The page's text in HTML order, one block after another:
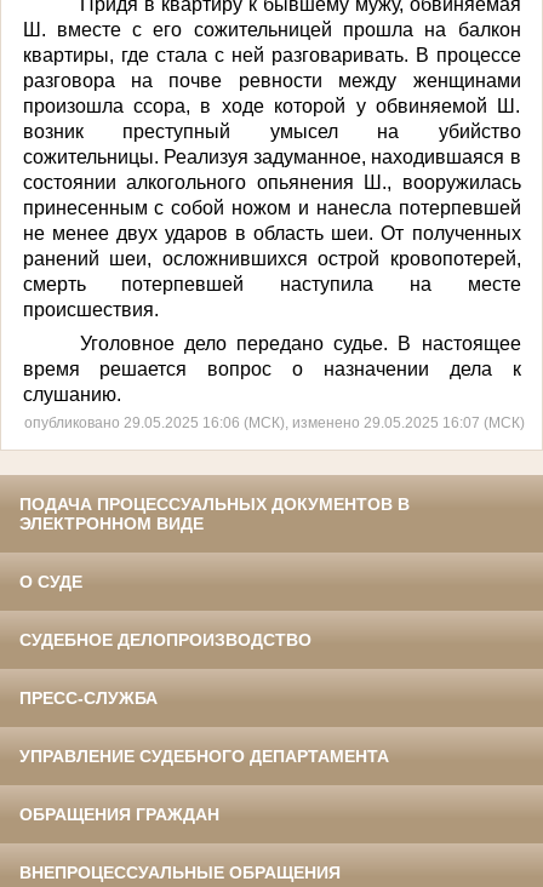
Ш. вместе с его сожительницей прошла на балкон
квартиры, где стала с ней разговаривать. В процессе
разговора на почве ревности между женщинами
произошла ссора, в ходе которой у обвиняемой Ш.
возник преступный умысел на убийство
сожительницы. Реализуя задуманное, находившаяся в
состоянии алкогольного опьянения Ш., вооружилась
принесенным с собой ножом и нанесла потерпевшей
не менее двух ударов в область шеи. От полученных
ранений шеи, осложнившихся острой кровопотерей,
смерть потерпевшей наступила на месте
происшествия.
Уголовное дело передано судье. В настоящее
время решается вопрос о назначении дела к
слушанию.
опубликовано 29.05.2025 16:06 (МСК), изменено 29.05.2025 16:07 (МСК)
ПОДАЧА ПРОЦЕССУАЛЬНЫХ ДОКУМЕНТОВ В
ЭЛЕКТРОННОМ ВИДЕ
О СУДЕ
СУДЕБНОЕ ДЕЛОПРОИЗВОДСТВО
ПРЕСС-СЛУЖБА
УПРАВЛЕНИЕ СУДЕБНОГО ДЕПАРТАМЕНТА
ОБРАЩЕНИЯ ГРАЖДАН
ВНЕПРОЦЕССУАЛЬНЫЕ ОБРАЩЕНИЯ